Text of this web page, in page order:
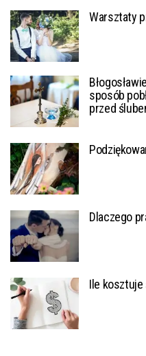
Warsztaty
sposób
przed
Dlaczego
Ile